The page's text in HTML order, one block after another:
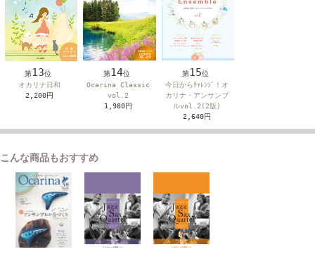
第13位
オカリナ日和
2,200円
第14位
Ocarina Classic
vol.2
1,980円
第15位
今日からﾁｬﾚﾝｼﾞ！オ
カリナ・アンサンブ
ルvol.2(2版)
2,640円
こんな商品もおすすめ